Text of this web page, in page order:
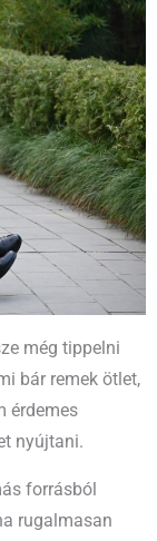
még tippelni
bár remek ötlet,
érdemes
nyújtani.
forrásból
rugalmasan